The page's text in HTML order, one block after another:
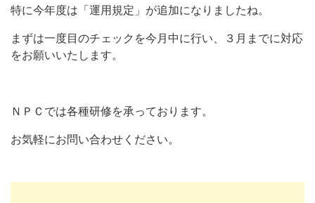
特に今年度は「運用規定」が追加になりましたね。
まずは一度目のチェックを今月中に行い、３月までに対応
をお願いいたします。
ＮＰＣでは各種研修を承っております。
お気軽にお問い合わせください。